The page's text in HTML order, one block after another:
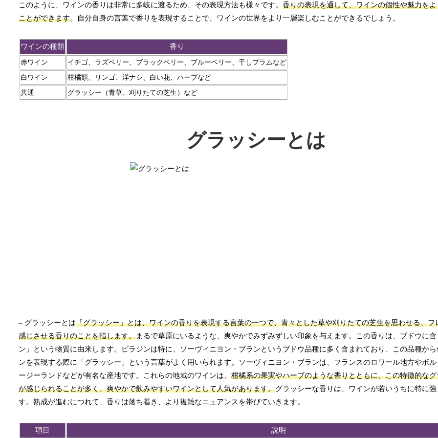
このように、ワインの香りは非常に多岐に渡るため、その表現方法も様々です。 香りの表現を通して、ワインの個性や魅力を
ことができます。自分自身の言葉で香りを表現することで、ワインの世界をより一層楽しむことができるでしょう。
ワインの種類 香り
赤ワイン イチゴ、ラズベリー、ブラックベリー、ブルーベリー、干しプラムなど
白ワイン 柑橘類、リンゴ、洋ナシ、白い花、ハーブなど
共通 グラッシー（青草、刈りたての芝生）など
グラッシーとは
– グラッシーとは「グラッシー」とは、ワインの香りを表現する言葉の一つで、青々とした草や刈りたての芝生を思わせる、フ
感じさせる香りのことを指します。まるで草原にいるような、爽やかでみずみずしい印象を与えます。この香りは、ブドウに
ン」という物質に由来します。ピラジンは特に、ソーヴィニヨン・ブランというブドウ品種に多く含まれており、この品種か
ンを表現する際に「グラッシー」という言葉がよく用いられます。ソーヴィニヨン・ブランは、フランスのロワール地方やボル
ージーランドなどが有名な産地です。これらの地域のワインは、 柑橘系の果実やハーブのような香りとともに、この特徴的な
が感じられることが多く、爽やかで飲みやすいワインとして人気があります。グラッシーな香りは、ワインが若いうちに特に強
す。熟成が進むにつれて、香りは落ち着き、より複雑なニュアンスを帯びていきます。
項目 説明